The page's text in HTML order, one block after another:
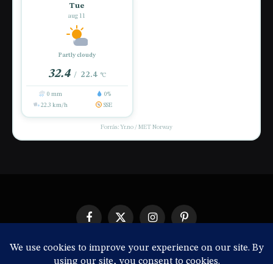
Tue
aug 11
Partly cloudy
32.4 / 22.4 °C
0 mm
0%
22.3 km/h
SSE
Forrás: Yr.no / MET Norway
FacebookX
InstagramPinterest
IMPRESSZUM